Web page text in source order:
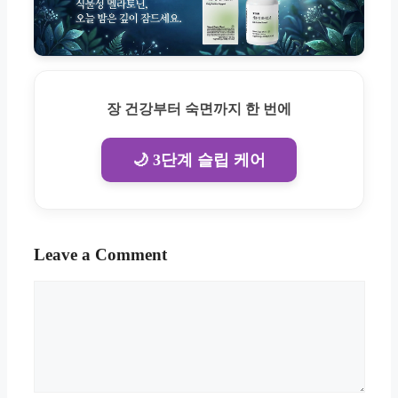
장 건강부터 숙면까지 한 번에
🌙 3단계 슬립 케어
Leave a Comment